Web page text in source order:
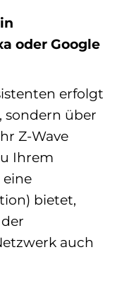
oder Google
erfolgt
sondern über
Z-Wave
Ihrem
eine
bietet,
auch